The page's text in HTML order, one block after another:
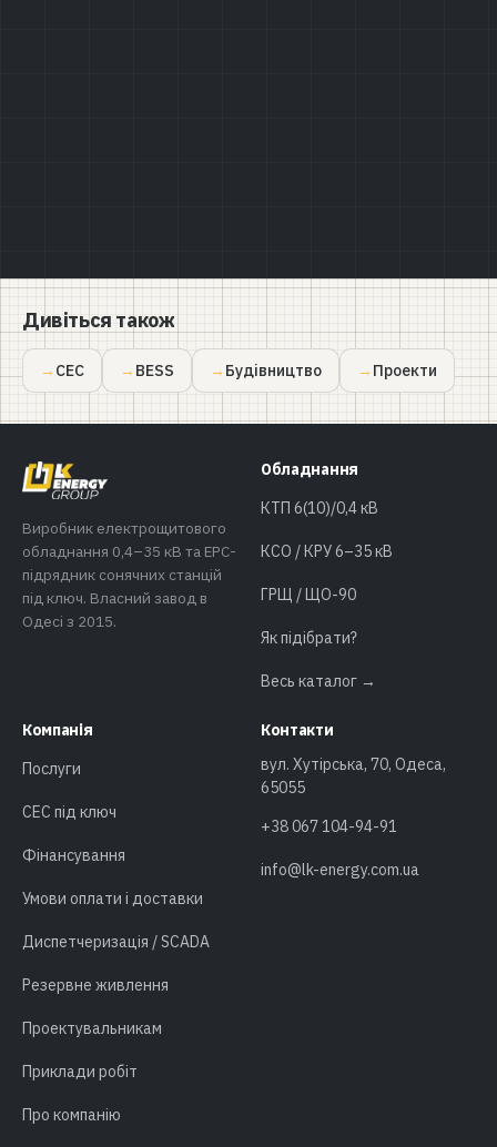
Дивіться також
СЕС BESS Будівництво Проекти
Виробник електрощитового
обладнання 0,4–35 кВ та EPC-
підрядник сонячних станцій
під ключ. Власний завод в
Одесі з 2015.
Обладнання
КТП 6(10)/0,4 кВ
КСО / КРУ 6–35 кВ
ГРЩ / ЩО-90
Як підібрати?
Весь каталог →
Компанія
Послуги
СЕС під ключ
Фінансування
Умови оплати і доставки
Диспетчеризація / SCADA
Резервне живлення
Проектувальникам
Приклади робіт
Про компанію
Контакти
вул. Хутірська, 70, Одеса,
65055
+38 067 104-94-91
info@lk-energy.com.ua